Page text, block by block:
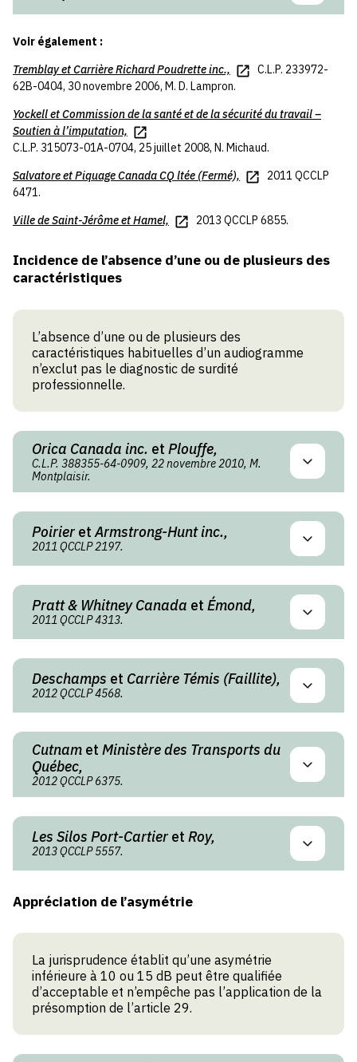
Voir également :
TremblayetCarrière Richard Poudrette inc.,
C.L.P. 233972-
62B-0404, 30 novembre 2006, M. D. Lampron.
YockelletCommission de la santé et de la sécurité du travail –
Soutien à l’imputation,
C.L.P. 315073-01A-0704, 25 juillet 2008, N. Michaud.
SalvatoreetPiquage Canada CQ ltée (Fermé),
2011 QCCLP
6471.
Ville de Saint-JérômeetHamel, 2013 QCCLP 6855.
Incidence de l’absence d’une ou de plusieurs des
caractéristiques
L’absence d’une ou de plusieurs des
caractéristiques habituelles d’un audiogramme
n’exclut pas le diagnostic de surdité
professionnelle.
Orica Canada inc. et Plouffe,
C.L.P. 388355-64-0909, 22 novembre 2010, M.
Montplaisir.
PoirieretArmstrong-Hunt inc.,
2011 QCCLP 2197.
Pratt & Whitney Canada et Émond,
2011 QCCLP 4313.
Deschamps et Carrière Témis (Faillite),
2012 QCCLP 4568.
Cutnam et Ministère des Transports du
Québec,
2012 QCCLP 6375.
Les Silos Port-Cartieret Roy,
2013 QCCLP 5557.
Appréciation de l’asymétrie
La jurisprudence établit qu’une asymétrie
inférieure à 10 ou 15 dB peut être qualifiée
d’acceptable et n’empêche pas l’application de la
présomption de l’article 29.